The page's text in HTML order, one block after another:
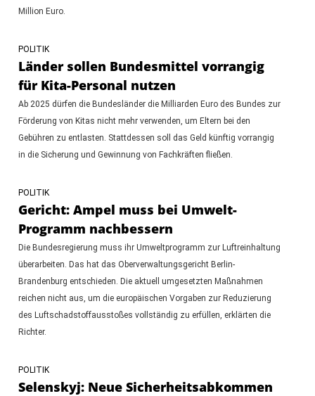
Million Euro.
POLITIK
Länder sollen Bundesmittel vorrangig
für Kita-Personal nutzen
Ab 2025 dürfen die Bundesländer die Milliarden Euro des Bundes zur
Förderung von Kitas nicht mehr verwenden, um Eltern bei den
Gebühren zu entlasten. Stattdessen soll das Geld künftig vorrangig
in die Sicherung und Gewinnung von Fachkräften fließen.
POLITIK
Gericht: Ampel muss bei Umwelt-
Programm nachbessern
Die Bundesregierung muss ihr Umweltprogramm zur Luftreinhaltung
überarbeiten. Das hat das Oberverwaltungsgericht Berlin-
Brandenburg entschieden. Die aktuell umgesetzten Maßnahmen
reichen nicht aus, um die europäischen Vorgaben zur Reduzierung
des Luftschadstoffausstoßes vollständig zu erfüllen, erklärten die
Richter.
POLITIK
Selenskyj: Neue Sicherheitsabkommen